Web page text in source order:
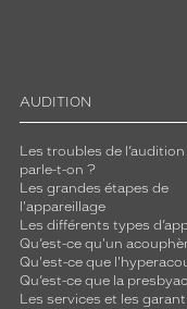
AUDITION
Les troubles de
parle-t-on ?
Les grandes étapes de
l'appareillage
Les différents types
Qu’est-ce qu'un
Qu'est-ce que
Qu’est-ce que la
Les services et les